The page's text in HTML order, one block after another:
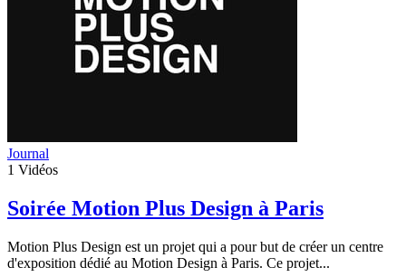
Journal
1 Vidéos
Soirée Motion Plus Design à Paris
Motion Plus Design est un projet qui a pour but de créer un centre
d'exposition dédié au Motion Design à Paris. Ce projet...